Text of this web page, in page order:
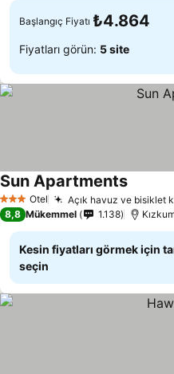
Başlangıç Fiyatı ₺4.864
Fiyatları görün: 5 site
3 YıldızOtel Açık havuz ve bisiklet
Sun Apartments
8,8 Mükemmel 1.138
Kesin fiyatları görmek için
seçin